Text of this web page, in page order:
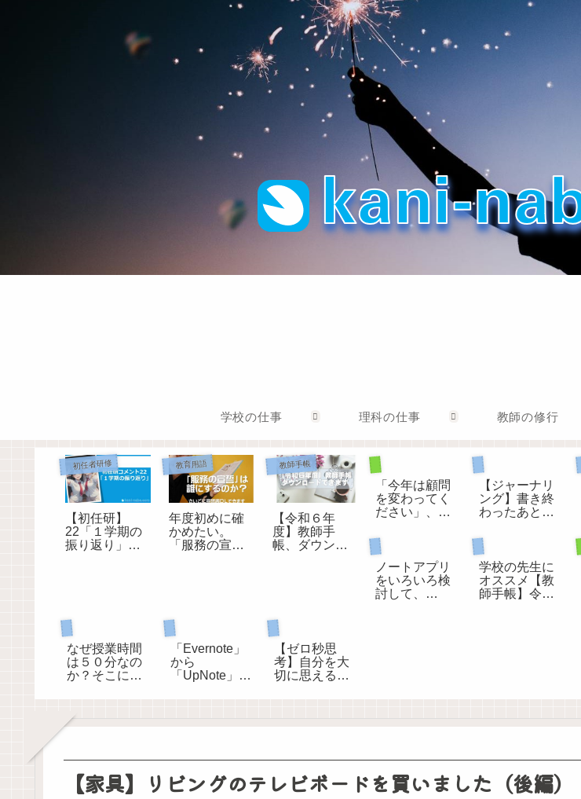
学校の仕事 理科の仕事 教師の修行
初任者研修
【初任研】
22「１学期の
振り返り」へ
教育用語
年度初めに確
かめたい。
「服務の宣
教師手帳
【令和６年
度】教師手
帳、ダウンロ
部活動顧問として
「今年は顧問
を変わってく
ださい」、担
が変わるとき
ジャーナリング
【ジャーナリ
ング】書き終
わったあとに
すことでジャ
ーナリングの
効果を引き上
げる
パソコン
ノートアプリ
をいろいろ検
討して、
教師手帳
学校の先生に
オススメ【教
師手帳】令和
現職教育担当として
なぜ授業時間
は５０分なの
か？そこにど
パソコン
「Evernote」
から
「UpNote」へ
行してわかっ
ゼロ秒思考
【ゼロ秒思
考】自分を大
切に思えるよ
【家具】リビングのテレビボードを買いました（後編）